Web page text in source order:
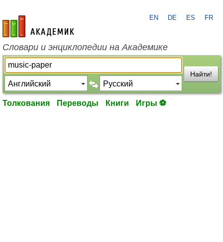
academic.ru
EN DE ES FR
Словари и энциклопедии на Академике
Найти!
Толкования Переводы Книги Игры ⚽